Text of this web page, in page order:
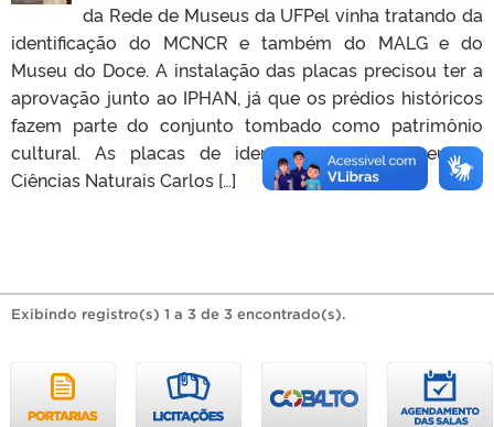
da Rede de Museus da UFPel vinha tratando da
identificação do MCNCR e também do MALG e do
Museu do Doce. A instalação das placas precisou ter a
aprovação junto ao IPHAN, já que os prédios históricos
fazem parte do conjunto tombado como patrimônio
cultural. As placas de identificação do Museu de
Ciências Naturais Carlos […]
Exibindo registro(s) 1 a 3 de 3 encontrado(s).